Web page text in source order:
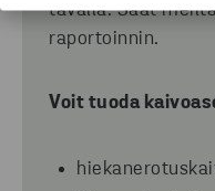
tavalla. Saat
raportoinnin.
Voit tuoda